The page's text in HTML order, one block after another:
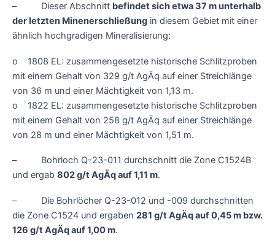
– Dieser Abschnitt befindet sich etwa 37 m unterhalb
der letzten Minenerschließung in diesem Gebiet mit einer
ähnlich hochgradigen Mineralisierung:
o 1808 EL: zusammengesetzte historische Schlitzproben
mit einem Gehalt von 329 g/t AgÄq auf einer Streichlänge
von 36 m und einer Mächtigkeit von 1,13 m.
o 1822 EL: zusammengesetzte historische Schlitzproben
mit einem Gehalt von 258 g/t AgÄq auf einer Streichlänge
von 28 m und einer Mächtigkeit von 1,51 m.
– Bohrloch Q-23-011 durchschnitt die Zone C1524B
und ergab 802 g/t AgÄq auf 1,11 m.
– Die Bohrlöcher Q-23-012 und -009 durchschnitten
die Zone C1524 und ergaben 281 g/t AgÄq auf 0,45 m bzw.
126 g/t AgÄq auf 1,00 m.